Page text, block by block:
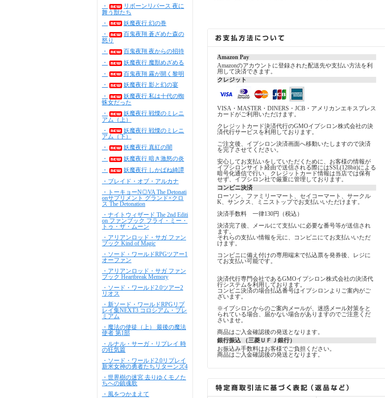
・
リボーンリバース 夜に
舞う獣たち
・
妖魔夜行 幻の巻
・
百鬼夜翔 蒼ざめた森の
怒り
・
百鬼夜翔 夜からの招待
・
妖魔夜行 魔獣めざめる
・
百鬼夜翔 霧が開く黎明
・
妖魔夜行 影と幻の宴
・
妖魔夜行 私は十代の蜘
蛛女だった
・
妖魔夜行 戦慄のミレニ
アム（上）
・
妖魔夜行 戦慄のミレニ
アム（下）
・
妖魔夜行 真紅の闇
・
妖魔夜行 暗き激怒の炎
・
妖魔夜行 しかばね綺譚
・ブレイド・オブ・アルカナ
・トーキョーN◎VA The Detonati
onサプリメント グランド×クロ
ス The Detonation
・ナイトウィザード The 2nd Editi
on ファンブック フライ・ミー・
トゥ・ザ・ムーン
・アリアンロッド・サガ ファン
ブック Kind of Magic
・ソード・ワールドRPGツアー1
オーファン
・アリアンロッド・サガ ファン
ブック Heartbreak Memory
・ソード・ワールド2.0ツアー2
リオス
・新ソード・ワールドRPGリプ
レイ集NEXT3 コロシアム・プレ
ミアム
・魔法の使徒（上） 最後の魔法
使者 第1部
・ルナル・サーガ・リプレイ 時
の狂気篇
・ソード・ワールド2.0リプレイ
新米女神の勇者たちリターンズ4
・世界樹の迷宮 去りゆくモノた
ちへの鎮魂歌
・風をつかまえて
Amazon Pay
Amazonのアカウントに登録された配送先や支払い方法を利
用して決済できます。
クレジット
VISA・MASTER・DINERS・JCB・アメリカンエキスプレス
カードがご利用いただけます。
クレジットカード決済代行のGMOイプシロン株式会社の決
済代行サービスを利用しております。
ご注文後、イプシロン決済画面へ移動いたしますので決済
を完了させてください。
安心してお支払いをしていただくために、お客様の情報が
イプシロンサイト経由で送信される際にはSSL(128bit)による
暗号化通信で行い、クレジットカード情報は当店では保有
せず、イプシロン社で厳重に管理しております。
コンビニ決済
ローソン、ファミリーマート、セイコーマート、サークル
K、サンクス、ミニストップでお支払いいただけます。
決済手数料 一律130円（税込）
決済完了後、メールにて支払いに必要な番号等が送信され
ます。
それらの支払い情報を元に、コンビニにてお支払いいただ
けます。
コンビニに備え付けの専用端末で払込票を発券後、レジに
てお支払い可能です。
決済代行専門会社であるGMOイプシロン株式会社の決済代
行システムを利用しております。
コンビニ決済の場合払込番号はイプシロンよりご案内がご
ざいます。
※イプシロンからのご案内メールが、迷惑メール対策をと
られている場合、届かない場合がありますのでご注意くだ
さいませ。
商品はご入金確認後の発送となります。
銀行振込 （三菱ＵＦＪ銀行）
お振込み手数料はお客様でご負担ください。
商品はご入金確認後の発送となります。